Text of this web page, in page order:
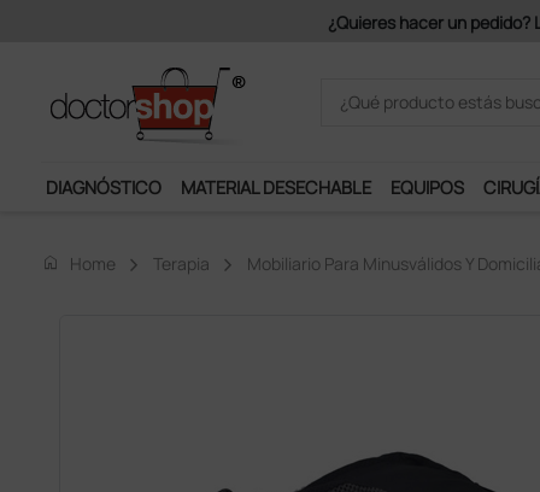
Únete al programa Ds Plus
DIAGNÓSTICO MATERIAL DESECHABLE EQUIPOS
home Home Terapia Mobiliario Para Minusválidos Y